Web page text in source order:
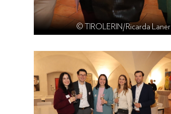
© TIROLERIN/Ricarda Laner